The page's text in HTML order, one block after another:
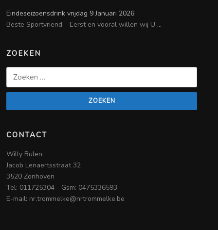
Eindeseizoensdrink vrijdag 9 Januari 2026
Beste Sportvriend, Eerst en vooral willen wij U ...
ZOEKEN
Zoeken
CONTACT
Willy Bulen
Jacob Lenaertsstraat 32
3520 Zonhoven
Tel: 011725304 - Gsm: 0475336593
E-mail: nr.trommelke@nrtrommelke.be